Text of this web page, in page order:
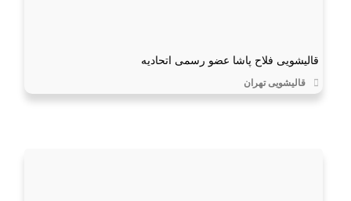
قالیشویی فلاح پاشا عضو رسمی اتحادیه
قالیشویی تهران